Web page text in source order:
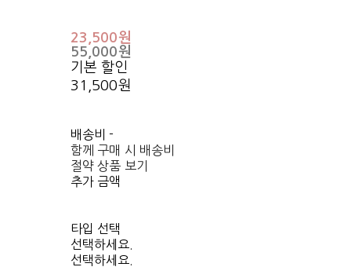
23,500원
55,000원
기본 할인
31,500원
배송비-
함께 구매 시 배송비
절약 상품 보기
추가 금액
타입 선택
선택하세요.
선택하세요.